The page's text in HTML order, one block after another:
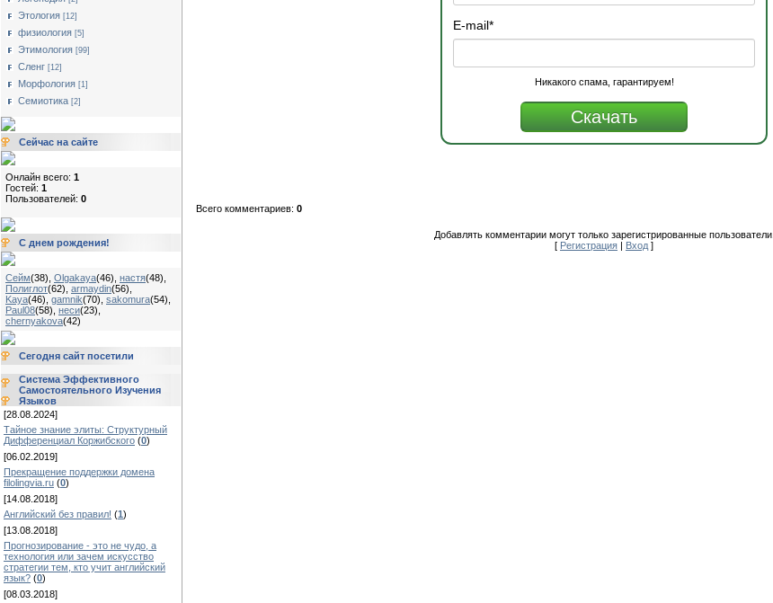
Этология [12]
физиология [5]
Этимология [99]
Сленг [12]
Морфология [1]
Семиотика [2]
Сейчас на сайте
Онлайн всего: 1
Гостей: 1
Пользователей: 0
С днем рождения!
Сейм(38) Olgakaya(46) настя(48)
Полиглот(62) armaydin(56)
Kaya(46) gamnik(70) sakomura(54)
Paul08(58) неси(23)
chernyakova(42)
Сегодня сайт посетили
Система Эффективного
Самостоятельного Изучения
Языков
[28.08.2024]
Тайное знание элиты: Структурный
Дифференциал Коржибского (0)
[06.02.2019]
Прекращение поддержки домена
filolingvia.ru (0)
[14.08.2018]
Английский без правил! (1)
[13.08.2018]
Прогнозирование - это не чудо, а
технология или зачем искусство
стратегии тем, кто учит английский
язык? (0)
[08.03.2018]
E-mail*
Никакого спама, гарантируем!
Всего комментариев: 0
Добавлять комментарии могут только зарегистрированные пользователи.
[ Регистрация Вход ]